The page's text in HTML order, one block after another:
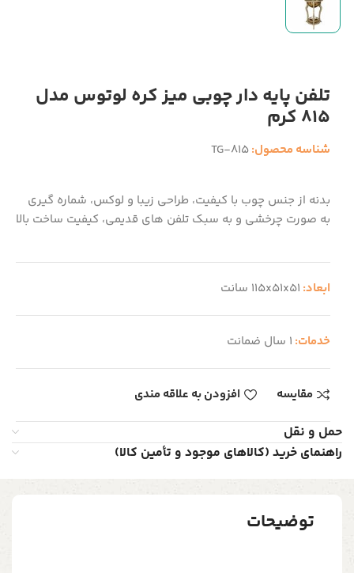
تلفن پایه دار چوبی میز کره لوتوس مدل
815 کرم
شناسه محصول:TG-815
بدنه از جنس چوب با کیفیت، طراحی زیبا و لوکس، شماره گیری
به صورت چرخشی و به سبک تلفن های قدیمی، کیفیت ساخت بالا
ابعاد: 115x51x51 سانت
خدمات: 1 سال ضمانت
مقایسه افزودن به علاقه مندی
حمل و نقل
راهنمای خرید (کالاهای موجود و تأمین کالا)
توضیحات